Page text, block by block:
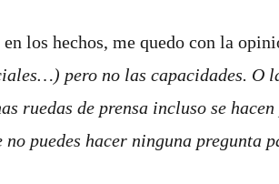
los hechos, me quedo con la
pero no las capacidades. O
ruedas de prensa incluso se
no puedes hacer ninguna pregunta